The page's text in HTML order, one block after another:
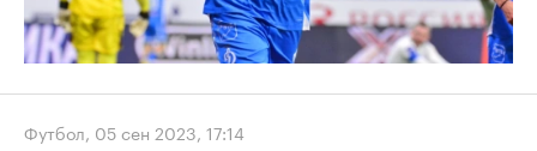
Футбол, 05 сен 2023, 17:14